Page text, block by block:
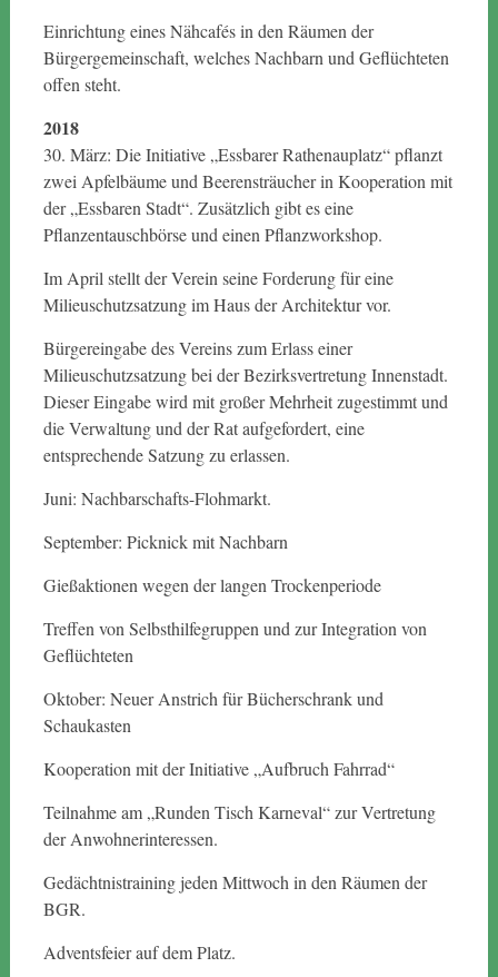
Einrichtung eines Nähcafés in den Räumen der
Bürgergemeinschaft, welches Nachbarn und Geflüchteten
offen steht.
2018
30. März: Die Initiative „Essbarer Rathenauplatz“ pflanzt
zwei Apfelbäume und Beerensträucher in Kooperation mit
der „Essbaren Stadt“. Zusätzlich gibt es eine
Pflanzentauschbörse und einen Pflanzworkshop.
Im April stellt der Verein seine Forderung für eine
Milieuschutzsatzung im Haus der Architektur vor.
Bürgereingabe des Vereins zum Erlass einer
Milieuschutzsatzung bei der Bezirksvertretung Innenstadt.
Dieser Eingabe wird mit großer Mehrheit zugestimmt und
die Verwaltung und der Rat aufgefordert, eine
entsprechende Satzung zu erlassen.
Juni: Nachbarschafts-Flohmarkt.
September: Picknick mit Nachbarn
Gießaktionen wegen der langen Trockenperiode
Treffen von Selbsthilfegruppen und zur Integration von
Geflüchteten
Oktober: Neuer Anstrich für Bücherschrank und
Schaukasten
Kooperation mit der Initiative „Aufbruch Fahrrad“
Teilnahme am „Runden Tisch Karneval“ zur Vertretung
der Anwohnerinteressen.
Gedächtnistraining jeden Mittwoch in den Räumen der
BGR.
Adventsfeier auf dem Platz.